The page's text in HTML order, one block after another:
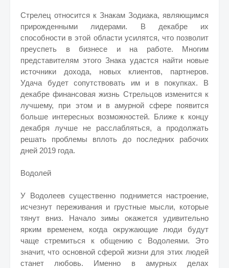
Стрелец относится к Знакам Зодиака, являющимся
прирожденными лидерами. В декабре их
способности в этой области усилятся, что позволит
преуспеть в бизнесе и на работе. Многим
представителям этого Знака удастся найти новые
источники дохода, новых клиентов, партнеров.
Удача будет сопутствовать им и в покупках. В
декабре финансовая жизнь Стрельцов изменится к
лучшему, при этом и в амурной сфере появится
больше интересных возможностей. Ближе к концу
декабря лучше не расслабляться, а продолжать
решать проблемы вплоть до последних рабочих
дней 2019 года.
Водолей
У Водолеев существенно поднимется настроение,
исчезнут переживания и грустные мысли, которые
тянут вниз. Начало зимы окажется удивительно
ярким временем, когда окружающие люди будут
чаще стремиться к общению с Водолеями. Это
значит, что основной сферой жизни для этих людей
станет любовь. Именно в амурных делах